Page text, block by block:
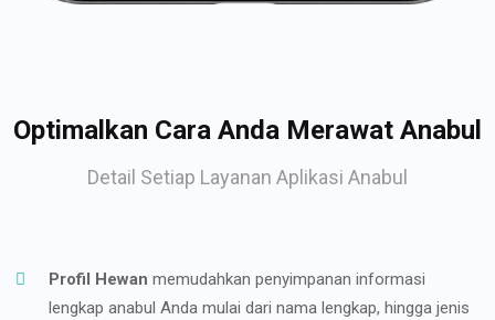
Optimalkan Cara Anda Merawat Anabul
Detail Setiap Layanan Aplikasi Anabul
Profil Hewan memudahkan penyimpanan informasi
lengkap anabul Anda mulai dari nama lengkap, hingga jenis